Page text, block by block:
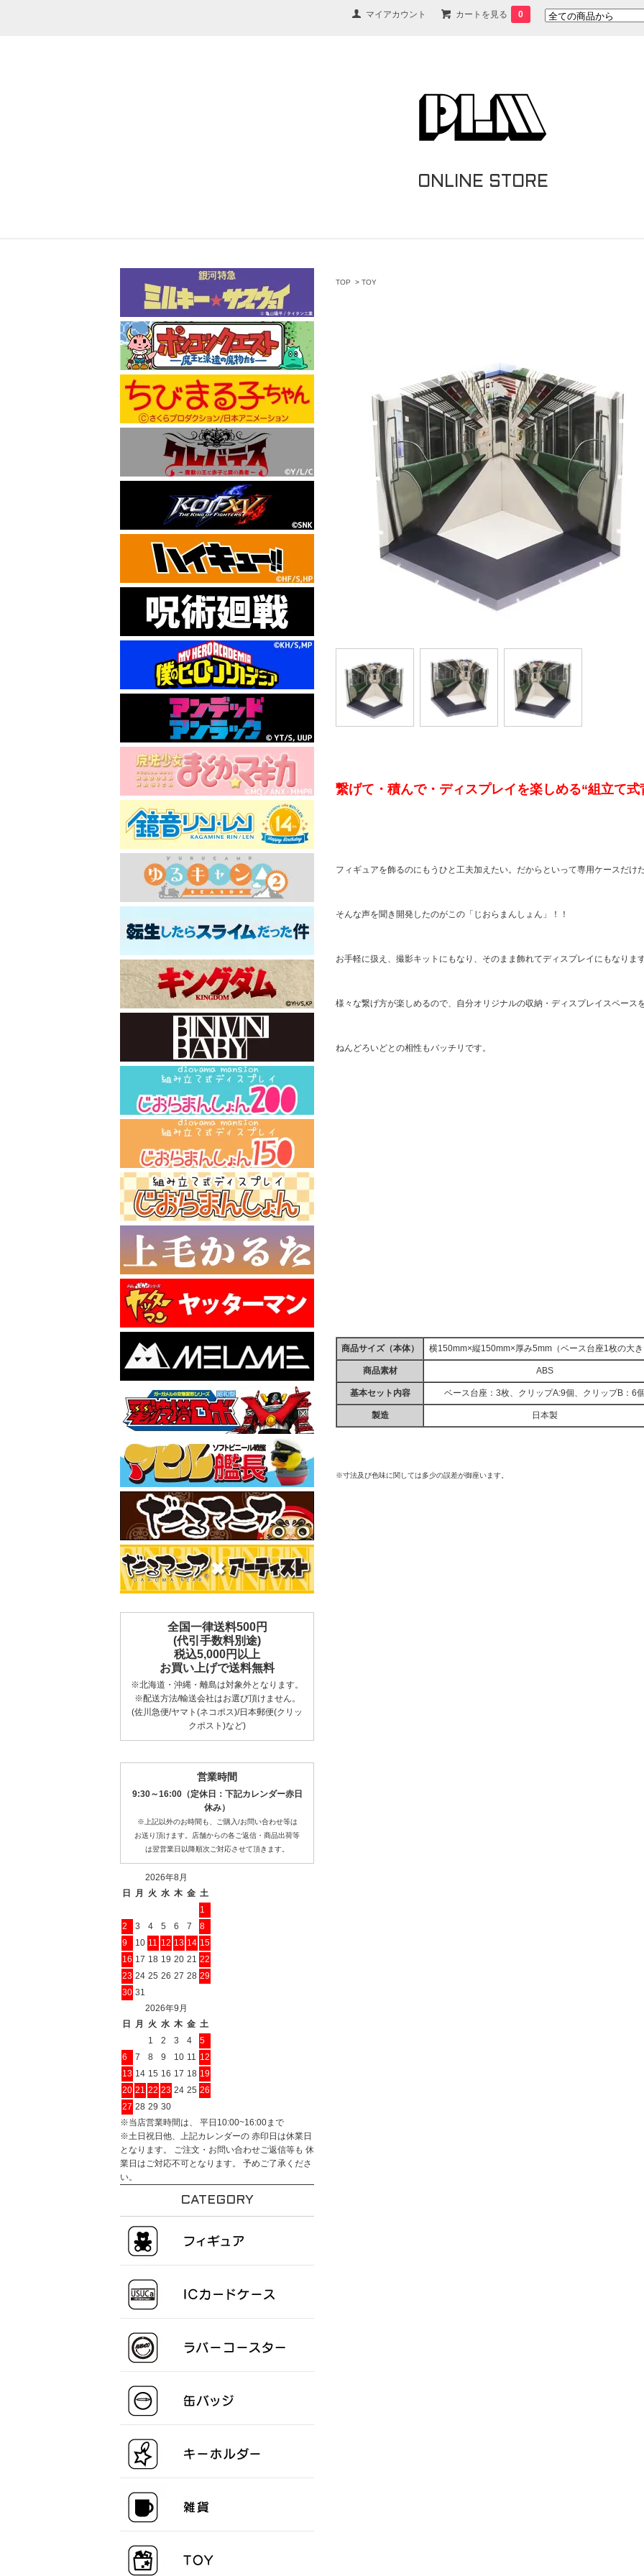
マイアカウント カートを見る 0
ONLINE STORE
TOP > TOY
繋げて・積んで・ディスプレイを楽しめる“組立て式
フィギュアを飾るのにもうひと工夫加えたい。だからといって専用ケースだけ
そんな声を聞き開発したのがこの「じおらまんしょん」！！
お手軽に扱え、撮影キットにもなり、そのまま飾れてディスプレイにもなりま
様々な繋げ方が楽しめるので、自分オリジナルの収納・ディスプレイスペース
ねんどろいどとの相性もバッチリです。
商品サイズ（本体） 横150mm×縦150mm×厚み5mm（ベース台座1枚の大き
商品素材 ABS
基本セット内容 ベース台座：3枚、クリップA:9個、クリップB：6個
製造 日本製
※寸法及び色味に関しては多少の誤差が御座います。
全国一律送料500円
(代引手数料別途)
税込5,000円以上
お買い上げで送料無料
※北海道・沖縄・離島は対象外となります。
※配送方法/輸送会社はお選び頂けません。
(佐川急便/ヤマト(ネコポス)/日本郵便(クリッ
クポスト)など)
営業時間
9:30～16:00（定休日：下記カレンダー赤日
休み）
※上記以外のお時間も、ご購入/お問い合わせ等は
お送り頂けます。店舗からの各ご返信・商品出荷等
は翌営業日以降順次ご対応させて頂きます。
2026年8月
日
月 火 水 木 金 土
1
2
3 4 5 6 7
8
9
10 11 12 13 14 15
16 17 18 19 20 21 22
23 24 25 26 27 28 29
30 31
2026年9月
日
月 火 水 木 金 土
1
2 3 4
5
6
7 8 9 10 11 12
13 14 15 16 17 18 19
20 21 22 23 24 25 26
27 28 29 30
※当店営業時間は、 平日10:00~16:00まで
※土日祝日他、上記カレンダーの 赤印日は休業日
となります。 ご注文・お問い合わせご返信等も 休
業日はご対応不可となります。 予めご了承くださ
い。
CATEGORY